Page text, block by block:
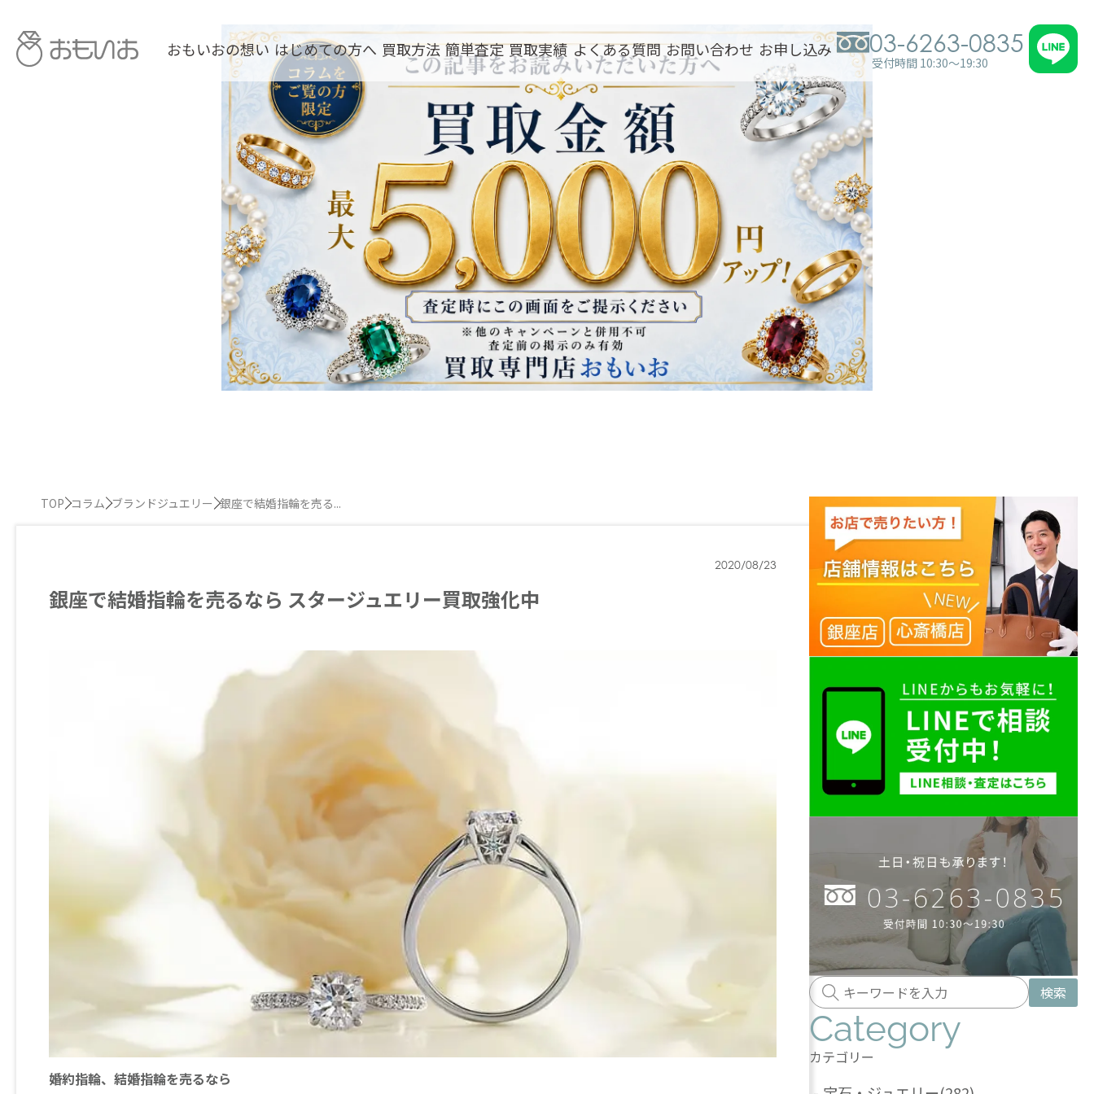
おもいおの想い はじめての方へ 買取方法 簡単査定 買取実績 よくある質問 お問い合わせ お申し込み 03-6263-0835
受付時間 10:30～19:30
TOP コラム ブランドジュエリー 銀座で結婚指輪を売る...
2020/08/23
銀座で結婚指輪を売るなら スタージュエリー買取強化中
婚約指輪、結婚指輪を売るなら
検索
Category
カテゴリー